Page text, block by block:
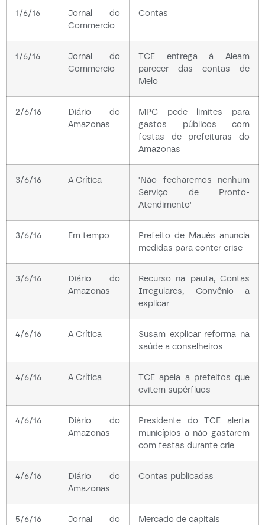
1/6/16
Jornal do
Commercio
Contas
1/6/16
Jornal do
Commercio
TCE entrega à Aleam
parecer das contas de
Melo
2/6/16
Diário do
Amazonas
MPC pede limites para
gastos públicos com
festas de prefeituras do
Amazonas
3/6/16 A Crítica
'Não fecharemos nenhum
Serviço de Pronto-
Atendimento'
3/6/16 Em tempo
Prefeito de Maués anuncia
medidas para conter crise
3/6/16
Diário do
Amazonas
Recurso na pauta, Contas
Irregulares, Convênio a
explicar
4/6/16 A Crítica
Susam explicar reforma na
saúde a conselheiros
4/6/16 A Crítica
TCE apela a prefeitos que
evitem supérfluos
4/6/16
Diário do
Amazonas
Presidente do TCE alerta
municípios a não gastarem
com festas durante crie
4/6/16
Diário do
Amazonas
Contas publicadas
5/6/16
Jornal do
Mercado de capitais